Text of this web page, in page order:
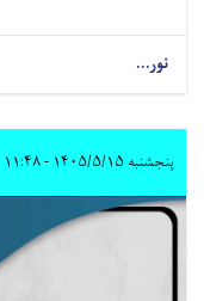
نور...
پنجشنبه ۱۴۰۵/۵/۱۵ - ۱۱:۴۸